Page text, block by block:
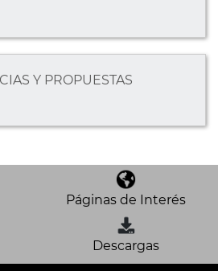
Y PROPUESTAS
Páginas de Interés
Descargas